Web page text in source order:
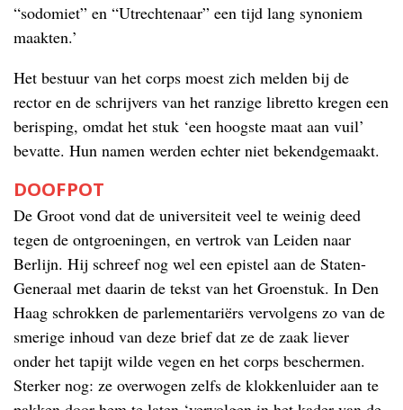
“sodomiet” en “Utrechtenaar” een tijd lang synoniem
maakten.’
Het bestuur van het corps moest zich melden bij de
rector en de schrijvers van het ranzige libretto kregen een
berisping, omdat het stuk ‘een hoogste maat aan vuil’
bevatte. Hun namen werden echter niet bekendgemaakt.
DOOFPOT
De Groot vond dat de universiteit veel te weinig deed
tegen de ontgroeningen, en vertrok van Leiden naar
Berlijn. Hij schreef nog wel een epistel aan de Staten-
Generaal met daarin de tekst van het Groenstuk. In Den
Haag schrokken de parlementariërs vervolgens zo van de
smerige inhoud van deze brief dat ze de zaak liever
onder het tapijt wilde vegen en het corps beschermen.
Sterker nog: ze overwogen zelfs de klokkenluider aan te